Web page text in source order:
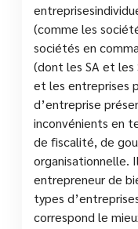
(comme les
sociétés en
(dont les SA et les
et les entreprises
d’entreprise
inconvénients en
de fiscalité, de
organisationnelle.
entrepreneur de
types
correspond le